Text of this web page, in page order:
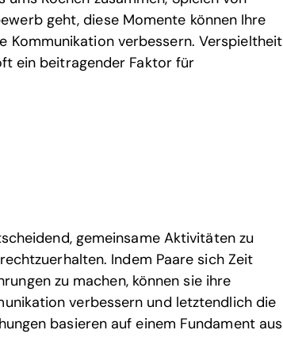
geht, diese Momente können Ihre
Kommunikation verbessern. Verspieltheit
ein beitragender Faktor für
gemeinsame Aktivitäten zu
Indem Paare sich Zeit
zu machen, können sie ihre
verbessern und letztendlich die
basieren auf einem Fundament aus